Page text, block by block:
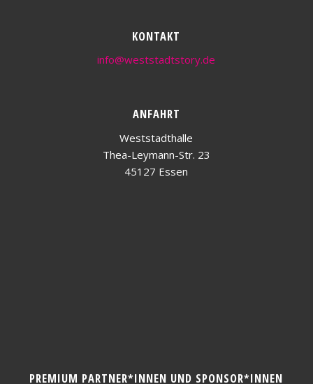
KONTAKT
info@weststadtstory.de
ANFAHRT
Weststadthalle
Thea-Leymann-Str. 23
45127 Essen
PREMIUM PARTNER*INNEN UND SPONSOR*INNEN